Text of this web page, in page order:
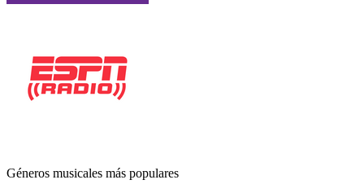
Géneros musicales más populares